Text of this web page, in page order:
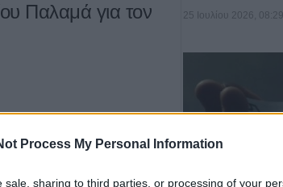
Process My Personal Information
sale, sharing to third parties, or processing of your
Παλαμά για τον
25 Ιουλίου 2026, 08:29